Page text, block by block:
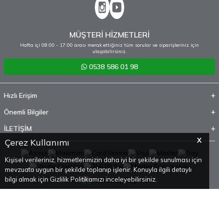
X
Çerez Kullanımı
Kişisel verileriniz, hizmetlerimizin daha iyi bir şekilde sunulması için
mevzuata uygun bir şekilde toplanıp işlenir. Konuyla ilgili detaylı
bilgi almak için Gizlilik Politikamızı inceleyebilirsiniz.
MÜŞTERİ HİZMETLERİ
Hafta içi 08:00 - 17:00 arası merak ettiğiniz tüm sorular ve siparişleriniz için
ulaşabilirsiniz.
0538 586 01 98
Hızlı Erişim
Önemli Bilgiler
İLETİŞİM